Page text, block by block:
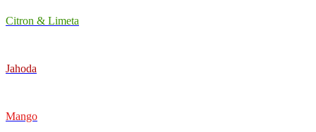
Citron & Limeta
Jahoda
Mango